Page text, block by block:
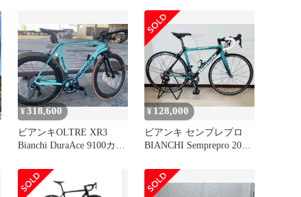
¥318,600
ビアンキOLTRE XR3
Bianchi DuraAce 9100カー
¥ 128,000
ビアンキ センプレプロ
BIANCHI Semprepro 2013